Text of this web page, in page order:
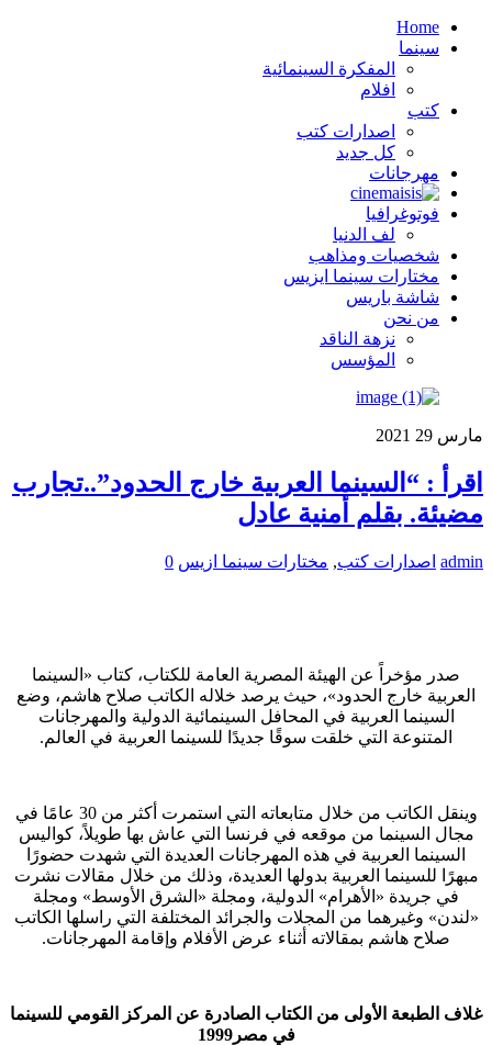
Home
سينما
المفكرة السينمائية
افلام
كتب
اصدارات كتب
كل جديد
مهرجانات
فوتوغرافيا
لف الدنيا
شخصيات ومذاهب
مختارات سينما ايزيس
شاشة باريس
من نحن
نزهة الناقد
المؤسس
مارس 29
2021
اقرأ : “السينما العربية خارج الحدود”..تجارب
مضيئة. بقلم أمنية عادل
admin اصدارات كتب, مختارات سينما ازيس 0
صدر مؤخراً عن الهيئة المصرية العامة للكتاب، كتاب «السينما
العربية خارج الحدود»، حيث يرصد خلاله الكاتب صلاح هاشم، وضع
السينما العربية في المحافل السينمائية الدولية والمهرجانات
المتنوعة التي خلقت سوقًا جديدًا للسينما العربية في العالم.
وينقل الكاتب من خلال متابعاته التي استمرت أكثر من 30 عامًا في
مجال السينما من موقعه في فرنسا التي عاش بها طويلاً، كواليس
السينما العربية في هذه المهرجانات العديدة التي شهدت حضورًا
مبهرًا للسينما العربية بدولها العديدة، وذلك من خلال مقالات نشرت
في جريدة «الأهرام» الدولية، ومجلة «الشرق الأوسط» ومجلة
«لندن» وغيرهما من المجلات والجرائد المختلفة التي راسلها الكاتب
صلاح هاشم بمقالاته أثناء عرض الأفلام وإقامة المهرجانات.
غلاف الطبعة الأولى من الكتاب الصادرة عن المركز القومي للسينما
في مصر1999